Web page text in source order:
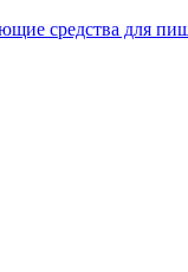
средства для